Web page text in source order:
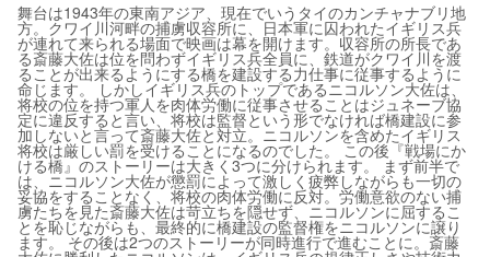
舞台は1943年の東南アジア、現在でいうタイのカンチャナブリ地
方。クワイ川河畔の捕虜収容所に、日本軍に囚われたイギリス兵
が連れて来られる場面で映画は幕を開けます。収容所の所長であ
る斎藤大佐は位を問わずイギリス兵全員に、鉄道がクワイ川を渡
ることが出来るようにする橋を建設する力仕事に従事するように
命じます。 しかしイギリス兵のトップであるニコルソン大佐は、
将校の位を持つ軍人を肉体労働に従事させることはジュネーブ協
定に違反すると言い、将校は監督という形でなければ橋建設に参
加しないと言って斎藤大佐と対立。ニコルソンを含めたイギリス
将校は厳しい罰を受けることになるのでした。 この後『戦場にか
ける橋』のストーリーは大きく3つに分けられます。 まず前半で
は、ニコルソン大佐が懲罰によって激しく疲弊しながらも一切の
妥協をすることなく、将校の肉体労働に反対。労働意欲のない捕
虜たちを見た斎藤大佐は苛立ちを隠せず、ニコルソンに屈するこ
とを恥じながらも、最終的に橋建設の監督権をニコルソンに譲り
ます。 その後は2つのストーリーが同時進行で進むことに。斎藤